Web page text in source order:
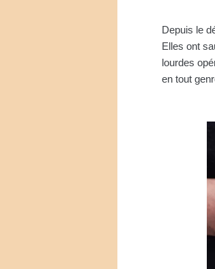
Depuis le
Elles ont
lourdes
en tout